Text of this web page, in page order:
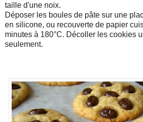
taille d'une noix.
Déposer les boules de pâte sur une
en silicone, ou recouverte de papier
minutes à 180°C. Décoller les cookies
seulement.